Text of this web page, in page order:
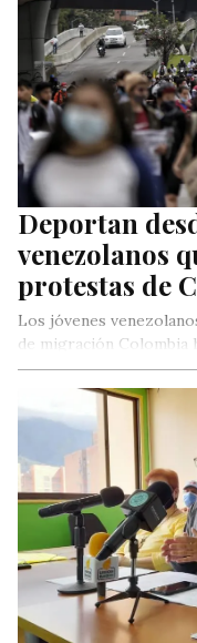
Deportan
venezolanos
protestas de
Los jóvenes
de migración Colombia